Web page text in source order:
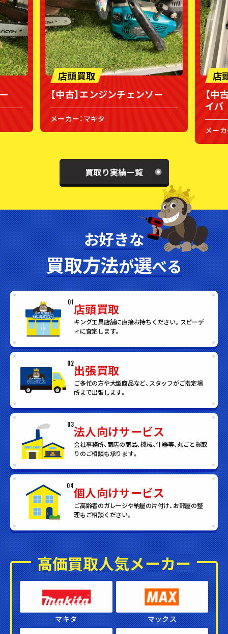
店頭買取
【中古】充電式インパクトドラ
イバ
メーカー：ボッシュ
店
【新
ドラ
メー
買取り実績一覧
お好きな
買取方法が選べる
01店頭買取
キング工具店舗に直接お持ちください。スピーデ
ィに査定します。
02出張買取
ご多忙の方や大型商品など、スタッフがご指定場
所まで出張します。
03法人向けサービス
会社事務所、商店の商品、機械、什器等、丸ごと買取
りのご相談も承ります。
04個人向けサービス
ご高齢者のガレージや納屋の片付け、お部屋の整
理もご相談ください。
高価買取人気メーカー
マキタ マックス